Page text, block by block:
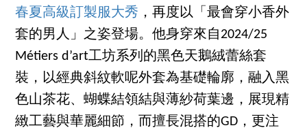
春夏高級訂製服大秀 ，再度以「最會穿小香外
套的男人」之姿登場。他身穿來自2024/25
Métiers d’art工坊系列的黑色天鵝絨蕾絲套
裝，以經典斜紋軟呢外套為基礎輪廓，融入黑
色山茶花、蝴蝶結領結與薄紗荷葉邊，展現精
緻工藝與華麗細節，而擅長混搭的GD，更注